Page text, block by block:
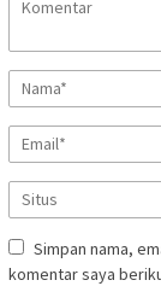
Simpan nama,
komentar saya